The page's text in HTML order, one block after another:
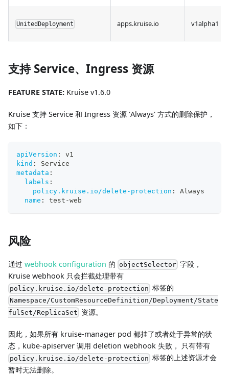
UnitedDeployment apps.kruise.io v1alpha1
支持 Service、Ingress 资源
FEATURE STATE: Kruise v1.6.0
Kruise 支持 Service 和 Ingress 资源 'Always' 方式的删除保护，
如下：
apiVersion :
v1
kind :
Service
metadata :
labels :
policy.kruise.io/delete-protection :
Always
name : test -web
风险
通过 webhook configuration 的 objectSelector 字段，
Kruise webhook 只会拦截处理带有
policy.kruise.io/delete-protection 标签的
Namespace/CustomResourceDefinition/Deployment/State
fulSet/ReplicaSet 资源。
因此，如果所有 kruise-manager pod 都挂了或者处于异常的状
态，kube-apiserver 调用 deletion webhook 失败， 只有带有
policy.kruise.io/delete-protection 标签的上述资源才会
暂时无法删除。